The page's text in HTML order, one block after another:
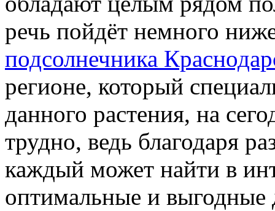
речь пойдёт немного
подсолнечника
регионе, который
данного растения, на
трудно, ведь благодаря
каждый может найти в
оптимальные и выгодные